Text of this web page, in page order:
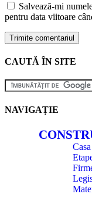
Salvează-mi
pentru data viitoare
CAUTĂ ÎN SITE
NAVIGAȚIE